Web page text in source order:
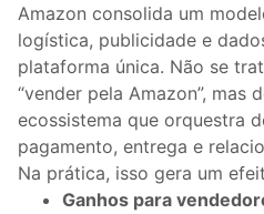
Amazon consolida um
logística, publicidade e
plataforma única. Não se
“vender pela Amazon”, mas
ecossistema que orquestra
pagamento, entrega e
Na prática, isso gera um
Ganhos para